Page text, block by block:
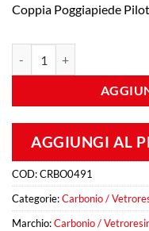
Coppia Poggiapiede
AGGIUNGI AL
COD:CRBO0491
Categorie:Carbonio /
Marchio:Carbonio /